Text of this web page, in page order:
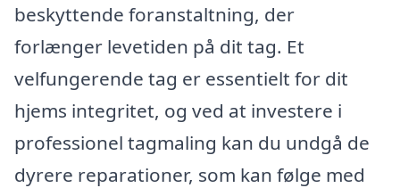
beskyttende foranstaltning, der
forlænger levetiden på dit tag. Et
velfungerende tag er essentielt for dit
hjems integritet, og ved at investere i
professionel tagmaling kan du undgå de
dyrere reparationer, som kan følge med